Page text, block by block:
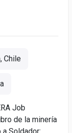
Chile
Job
de la minería